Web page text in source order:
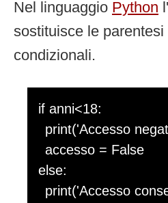
Nel linguaggio Python
sostituisce le
condizionali.
if anni<18:
print('Accesso
accesso = False
else:
print('Accesso